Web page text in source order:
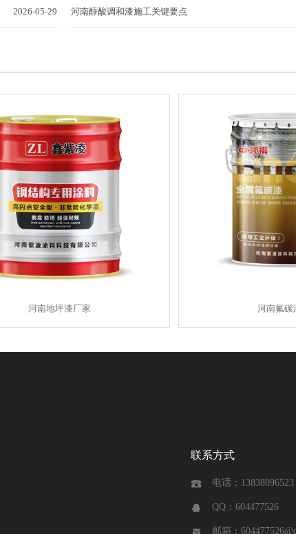
2026-05-29 河南醇酸调和漆施工关键要点
河南地坪漆厂家 河南氟碳
联系方式
 电话：13838096523
 QQ：604477526
邮箱：